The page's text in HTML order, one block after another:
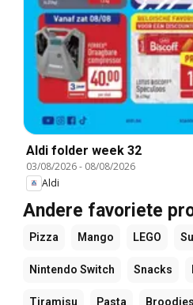
Aldi folder week 32
03/08/2026- 08/08/2026
Aldi
Andere favoriete
Pizza Mango LEGO
Nintendo Switch Snacks
Tiramisu Pasta Broodjes